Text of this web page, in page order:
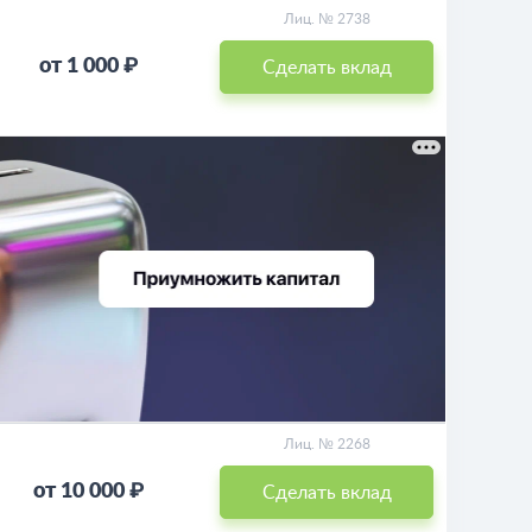
от 1 000 ₽
Лиц. № 2738
Сделать вклад
от 10 000 ₽
Лиц. № 2268
Сделать вклад